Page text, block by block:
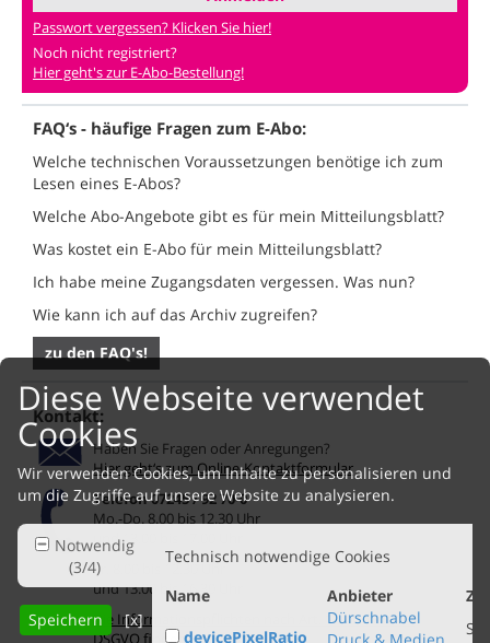
Passwort vergessen? Klicken Sie hier!
Noch nicht registriert?
Hier geht's zur E-Abo-Bestellung!
FAQ‘s - häufige Fragen zum E-Abo:
Welche technischen Voraussetzungen benötige ich zum
Lesen eines E-Abos?
Welche Abo-Angebote gibt es für mein Mitteilungsblatt?
Was kostet ein E-Abo für mein Mitteilungsblatt?
Ich habe meine Zugangsdaten vergessen. Was nun?
Wie kann ich auf das Archiv zugreifen?
zu den FAQ's!
Kontakt:
Haben Sie Fragen oder Anregungen?
Hier geht‘s zum Online-Kontaktformular
Telefon 07245 / 92 70-0
Mo.-Do. 8.00 bis 12.30 Uhr
und 13.00 bis 17.00 Uhr
Fr. 8.00 bis 12.30 Uhr
und 13.00 bis 16.30 Uhr
Die Informationspflichten nach Art. 13 und Art. 14
DSGVO finden Sie hier.
Diese Webseite verwendet
Cookies
Wir verwenden Cookies, um Inhalte zu personalisieren und
um die Zugriffe auf unsere Website zu analysieren.
Notwendig
(3/4)
Speichern [x]
Technisch notwendige Cookies
Name
Anbieter
devicePixelRatio
Dürschnabel